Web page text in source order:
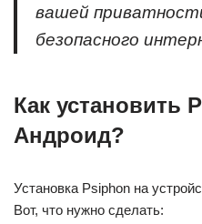
вашей
безопасного
Как установить
Андроид?
Установка Psiphon на
Вот, что нужно сделать: